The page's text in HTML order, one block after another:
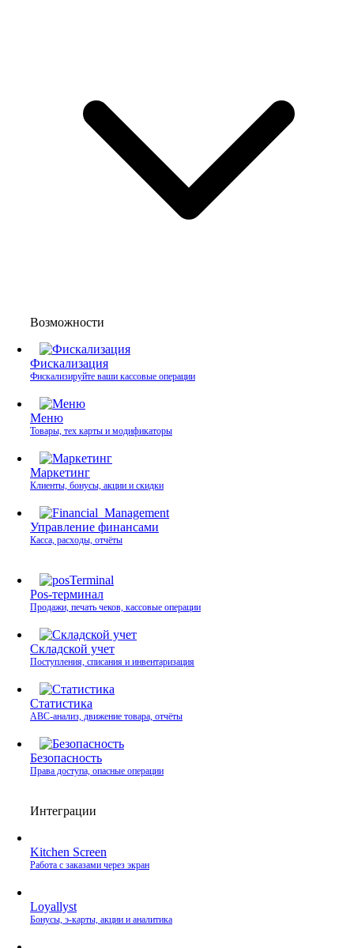
Возможности
Фискализация
Фискализируйте ваши кассовые операции
Меню
Товары, тех карты и модификаторы
Маркетинг
Клиенты, бонусы, акции и скидки
Управление финансами
Касса, расходы, отчёты
Pos-терминал
Продажи, печать чеков, кассовые операции
Складской учет
Поступления, списания и инвентаризация
Статистика
ABC-анализ, движение товара, отчёты
Безопасность
Права доступа, опасные операции
Интеграции
Kitchen Screen
Работа с заказами через экран
Loyallyst
Бонусы, э‑карты, акции и аналитика